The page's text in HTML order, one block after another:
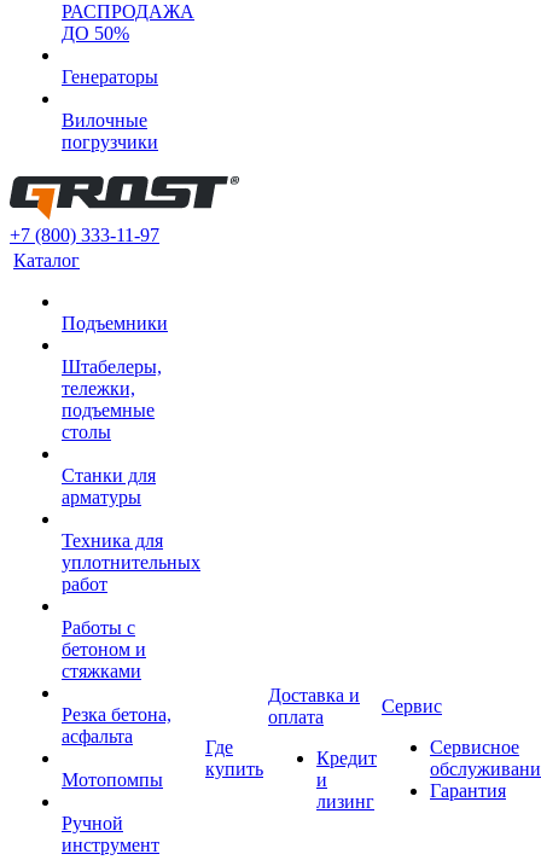
РАСПРОДАЖА
ДО 50%
Генераторы
Вилочные
погрузчики
+7 (800) 333-11-97
Каталог
Подъемники
Штабелеры,
тележки,
подъемные
столы
Станки для
арматуры
Техника для
уплотнительных
работ
Работы с
бетоном и
стяжками
Резка бетона,
асфальта
Мотопомпы
Ручной
инструмент
Где
купить
Доставка и
оплата
Кредит
и
лизинг
Сервис
Сервисное
Гарантия